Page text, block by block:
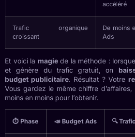
accéléré
Trafic organique
croissant
De moins
Ads
Et voici la magiede la méthode :
et génère du trafic gratuit, on
budget publicitaire. Résultat ? Votre
Vous gardez le même chiffre
moins en moins pour l’obtenir.
⏱️ Phase 📣 Budget Ads 🔍